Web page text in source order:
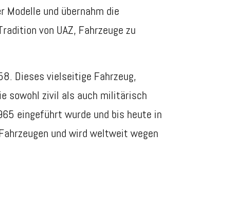
Modelle und übernahm die
von UAZ, Fahrzeuge zu
Dieses vielseitige Fahrzeug,
sowohl zivil als auch militärisch
eingeführt wurde und bis heute in
und wird weltweit wegen